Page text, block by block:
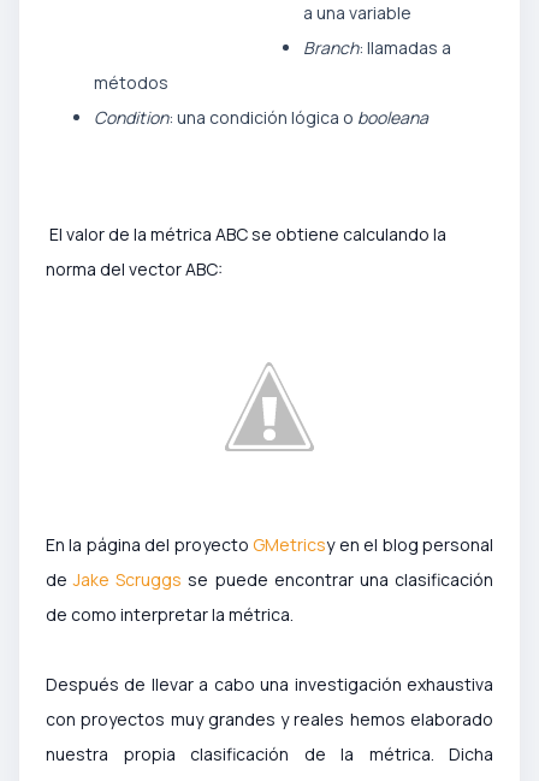
a una variable
Branch: llamadas a
métodos
Condition: una condición lógica o booleana
El valor de la métrica ABC se obtiene calculando la
norma del vector ABC:
En la página del proyectoGMetricsy en el blog personal
deJake Scruggs se puede encontrar una clasificación
de como interpretar la métrica.
Después de llevar a cabo una investigación exhaustiva
con proyectos muy grandes y reales hemos elaborado
nuestra propia clasificación de la métrica. Dicha